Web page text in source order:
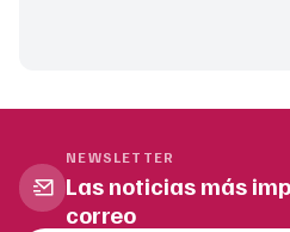
NEWSLETTER
Las noticias más
correo